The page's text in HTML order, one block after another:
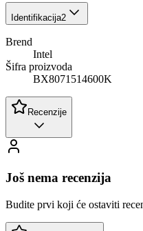
Identifikacija2
Brend
Intel
Šifra proizvoda
BX8071514600K
Recenzije
Još nema recenzija
Budite prvi koji će ostaviti